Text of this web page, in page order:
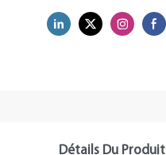
Détails Du Produit